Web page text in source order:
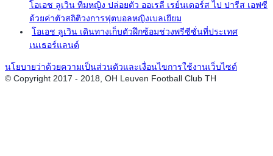
โอเอช ลูเวิน ทีมหญิง ปล่อยตัว ออเรลี เรย์นเดอร์ส ไป ปารีส เอฟซี
ด้วยค่าตัวสถิติวงการฟุตบอลหญิงเบลเยียม
โอเอช ลูเวิน เดินทางเก็บตัวฝึกซ้อมช่วงพรีซีซั่นที่ประเทศ
เนเธอร์แลนด์
นโยบายว่าด้วยความเป็นส่วนตัวและเงื่อนไขการใช้งานเว็บไซต์
© Copyright 2017 - 2018, OH Leuven Football Club TH